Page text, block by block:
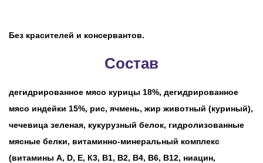
Без красителей и консервантов.
Состав
дегидрированное мясо курицы 18%, дегидрированное
мясо индейки 15%, рис, ячмень, жир животный (куриный),
чечевица зеленая, кукурузный белок, гидролизованные
мясные белки, витаминно-минеральный комплекс
(витамины А, D, E, К3, B1, B2, B4, B6, B12, ниацин,